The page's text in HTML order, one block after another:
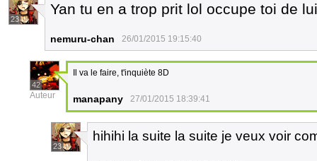
23
Yan tu en a trop prit lol occupe toi de lui
nemuru-chan 26/01/2015 19:15:40
42
Auteur
Il va le faire, t'inquiète 8D
manapany 27/01/2015 18:39:41
23
hihihi la suite la suite je veux voir